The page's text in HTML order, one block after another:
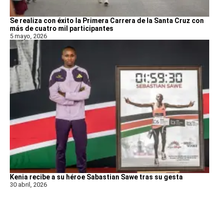
Se realiza con éxito la Primera Carrera de la Santa Cruz con
más de cuatro mil participantes
5 mayo, 2026
Kenia recibe a su héroe Sabastian Sawe tras su gesta
30 abril, 2026